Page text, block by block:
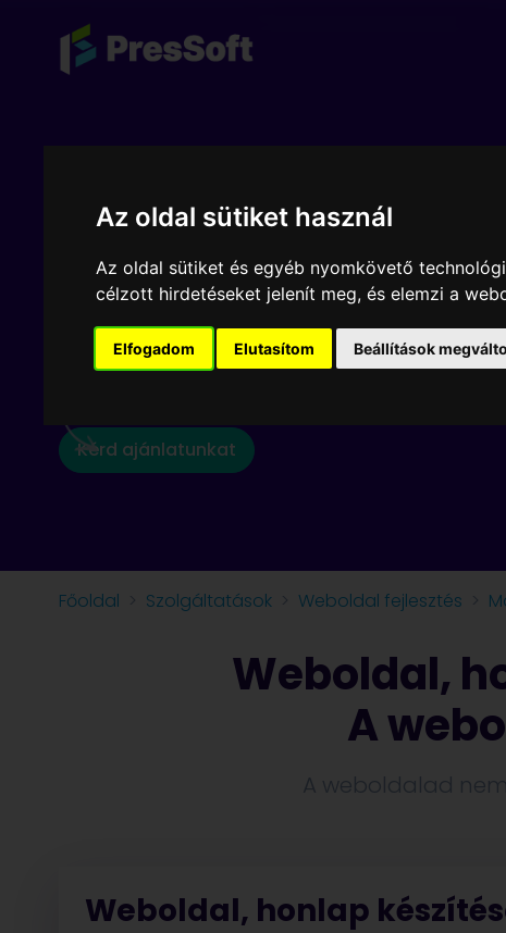
Az oldal sütiket használ
Az oldal sütiket és egyéb nyomkövető
célzott hirdetéseket jelenít meg, és elemzi a
Elfogadom Elutasítom Beállítások
Weboldal,
településen
Kérd ajánlatunkat
Főoldal Szolgáltatások Weboldal fejlesztés
Weboldal,
A
A weboldalad
Weboldal, honlap